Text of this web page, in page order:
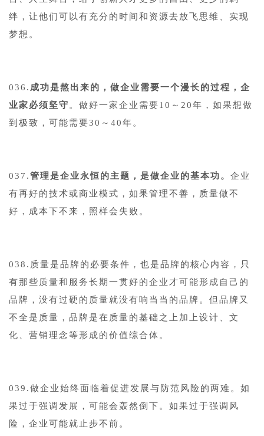
绊，让他们可以有充分的时间和资源去放飞思维、实现
梦想。
036. 成功是熬出来的，做企业需要一个漫长的过程，企
业家必须坚守 。做好一家企业需要10～20年，如果想做
到极致，可能需要30～40年。
037.管理是企业永恒的主题，是做企业的基本功。 企业
有再好的技术或商业模式，如果管理不善，质量做不
好，成本下不来，照样会失败。
038.质量是品牌的必要条件，也是品牌的核心内容，只
有那些质量和服务长期一贯好的企业才可能形成自己的
品牌，没有过硬的质量就没有响当当的品牌。但品牌又
不全是质量，品牌是在质量的基础之上加上设计、文
化、营销理念等形成的价值综合体。
039.做企业始终面临着促进发展与防范风险的两难。如
果过于强调发展，可能会轰然倒下。如果过于强调风
险，企业可能就止步不前。